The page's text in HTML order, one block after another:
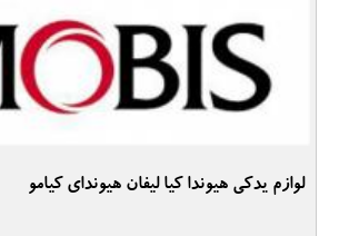
لوازم یدکی هیوندا کیا لیفان هیوندای کیامو